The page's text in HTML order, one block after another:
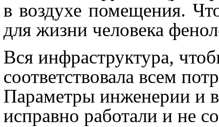
в воздухе помещения.
для жизни человека
Вся инфраструктура,
соответствовала всем
Параметры инженерии и
исправно работали и не